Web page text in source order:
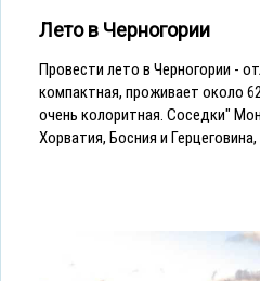
Лето в Черногории
Провести лето в Черногории -
компактная, проживает около
очень колоритная. Соседки"
Хорватия, Босния и